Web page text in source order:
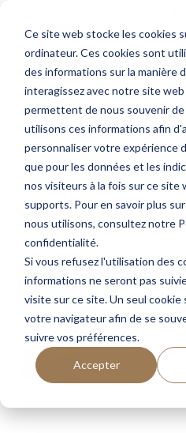
Ce site web stocke les cookies
ordinateur. Ces cookies sont
des informations sur la manière
interagissez avec notre site
permettent de nous souvenir de
utilisons ces informations afin
personnaliser votre expérience
que pour les données et les
nos visiteurs à la fois sur ce site
supports. Pour en savoir plus
nous utilisons, consultez notre
confidentialité.
Si vous refusez l'utilisation des
informations ne seront pas
visite sur ce site. Un seul cookie
votre navigateur afin de se
suivre vos préférences.
Accepter